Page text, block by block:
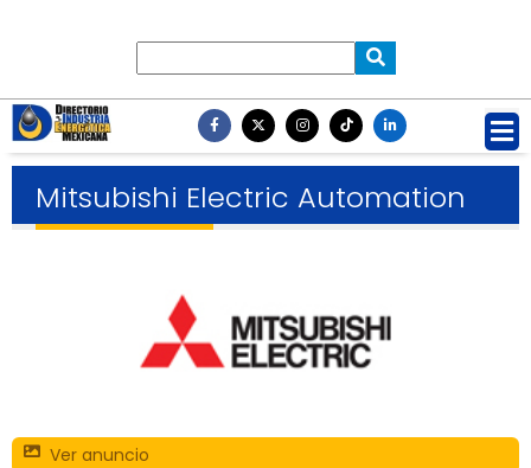
Mitsubishi Electric Automation
Ver anuncio